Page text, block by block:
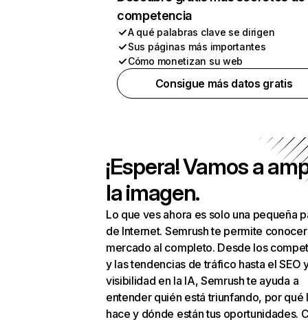
competencia
A qué palabras clave se dirigen
Sus páginas más importantes
Cómo monetizan su web
Consigue más datos gratis
¡Espera! Vamos a
la imagen.
Lo que ves ahora es solo una pequeña
de Internet. Semrush te permite
mercado al completo. Desde los
y las tendencias de tráfico hasta el SEO
visibilidad en la IA, Semrush te ayuda a
entender quién está triunfando, por qué
hace y dónde están tus oportunidades.